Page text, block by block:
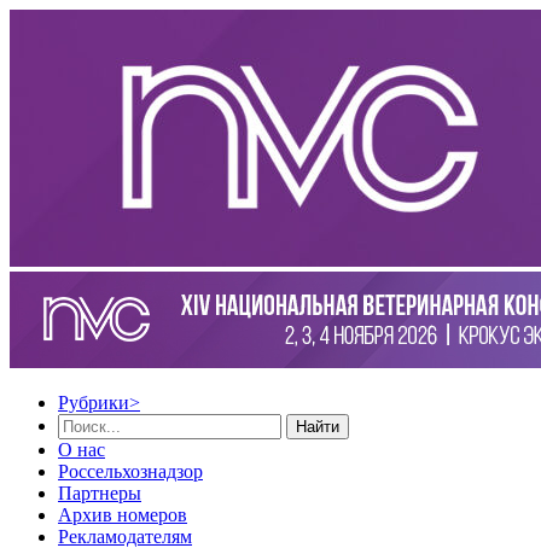
Рубрики>
Найти
О нас
Россельхознадзор
Партнеры
Архив номеров
Рекламодателям